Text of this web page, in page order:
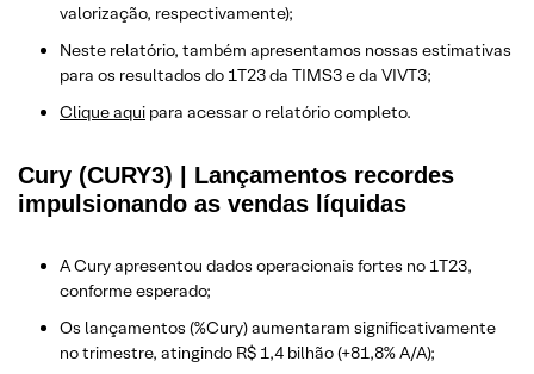
valorização, respectivamente);
Neste relatório, também apresentamos nossas estimativas
para os resultados do 1T23 da TIMS3 e da VIVT3;
Clique aqui para acessar o relatório completo.
Cury (CURY3) | Lançamentos recordes
impulsionando as vendas líquidas
A Cury apresentou dados operacionais fortes no 1T23,
conforme esperado;
Os lançamentos (%Cury) aumentaram significativamente
no trimestre, atingindo R$ 1,4 bilhão (+81,8% A/A);